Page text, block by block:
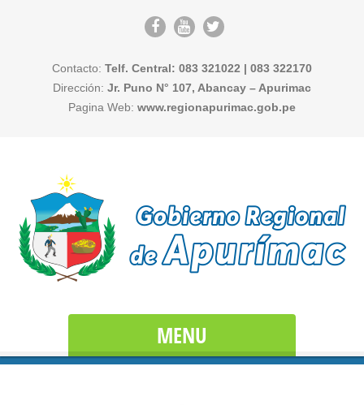
Contacto: Telf. Central: 083 321022 | 083 322170
Dirección: Jr. Puno N° 107, Abancay – Apurimac
Pagina Web: www.regionapurimac.gob.pe
MENU